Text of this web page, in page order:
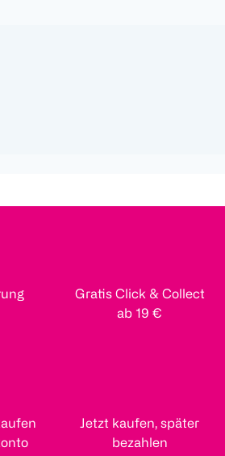
Gratis Click & Collect
ab 19 €
Jetzt kaufen, später
bezahlen